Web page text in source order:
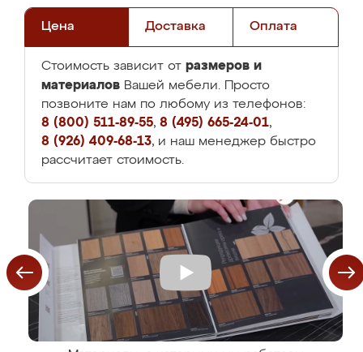
Цена Доставка Оплата
Стоимость зависит от размеров и
материалов Вашей мебели. Просто
позвоните нам по любому из телефонов:
8 (800) 511-89-55, 8 (495) 665-24-01,
8 (926) 409-68-13, и наш менеджер быстро
рассчитает стоимость.